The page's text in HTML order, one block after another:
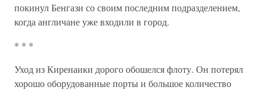
покинул Бенгази со своим последним подразделением,
когда англичане уже входили в город.
* * *
Уход из Киренаики дорого обошелся флоту. Он потерял
хорошо оборудованные порты и большое количество